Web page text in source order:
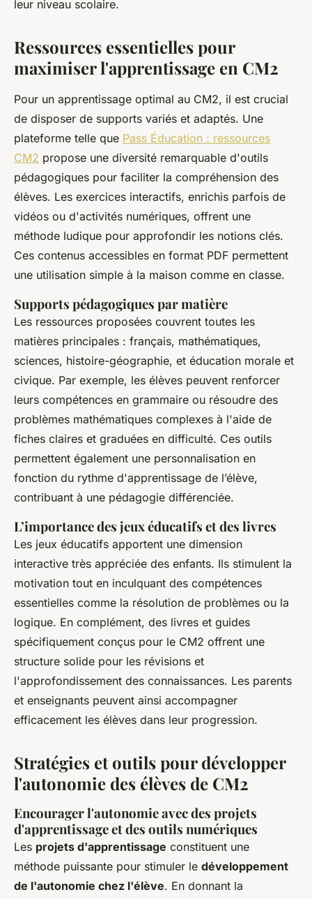
leur niveau scolaire.
Ressources essentielles pour
maximiser l'apprentissage en CM2
Pour un apprentissage optimal au CM2, il est crucial
de disposer de supports variés et adaptés. Une
plateforme telle que Pass Éducation : ressources
CM2 propose une diversité remarquable d'outils
pédagogiques pour faciliter la compréhension des
élèves. Les exercices interactifs, enrichis parfois de
vidéos ou d'activités numériques, offrent une
méthode ludique pour approfondir les notions clés.
Ces contenus accessibles en format PDF permettent
une utilisation simple à la maison comme en classe.
Supports pédagogiques par matière
Les ressources proposées couvrent toutes les
matières principales : français, mathématiques,
sciences, histoire-géographie, et éducation morale et
civique. Par exemple, les élèves peuvent renforcer
leurs compétences en grammaire ou résoudre des
problèmes mathématiques complexes à l'aide de
fiches claires et graduées en difficulté. Ces outils
permettent également une personnalisation en
fonction du rythme d'apprentissage de l’élève,
contribuant à une pédagogie différenciée.
L’importance des jeux éducatifs et des livres
Les jeux éducatifs apportent une dimension
interactive très appréciée des enfants. Ils stimulent la
motivation tout en inculquant des compétences
essentielles comme la résolution de problèmes ou la
logique. En complément, des livres et guides
spécifiquement conçus pour le CM2 offrent une
structure solide pour les révisions et
l'approfondissement des connaissances. Les parents
et enseignants peuvent ainsi accompagner
efficacement les élèves dans leur progression.
Stratégies et outils pour développer
l'autonomie des élèves de CM2
Encourager l'autonomie avec des projets
d'apprentissage et des outils numériques
Les projets d'apprentissage constituent une
méthode puissante pour stimuler le développement
de l'autonomie chez l'élève. En donnant la